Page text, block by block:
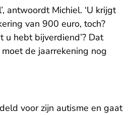
antwoordt Michiel. ‘U krijgt
van 900 euro, toch?
hebt bijverdiend’? Dat
de jaarrekening nog
voor zijn autisme en gaat